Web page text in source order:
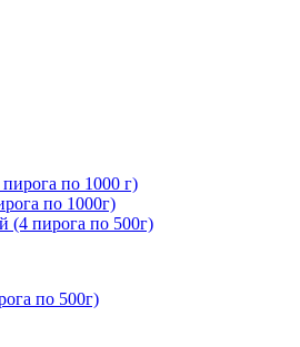
по 1000 г)
по 1000г)
(4 пирога по 500г)
по 500г)